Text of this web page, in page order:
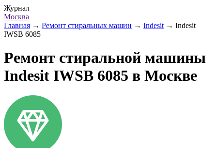
Журнал
Москва
Главная → Ремонт стиральных машин → Indesit → Indesit
IWSB 6085
Ремонт стиральной машины
Indesit IWSB 6085 в Москве